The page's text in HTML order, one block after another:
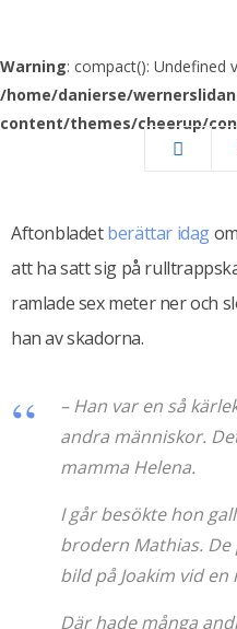
Warning: compact(): Undefined
/home/danierse/
content/themes/cheerup/
Aftonbladetberättar idag
att ha satt sig på
ramlade sex meter ner och
han av skadorna.
– Han var en så
andra människor.
mamma Helena.
I går besökte hon
brodern Mathias.
bild på Joakim vid
Där hade många